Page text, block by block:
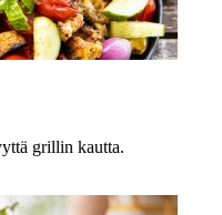
grillin kautta.